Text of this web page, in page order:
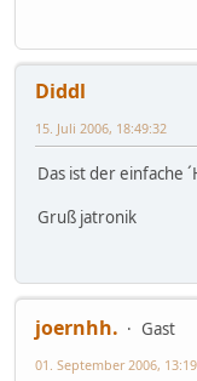
Diddl
15. Juli 2006, 18:49:32
Das ist der einfache
Gruß jatronik
joernhh.
Gast
01. September 2006,